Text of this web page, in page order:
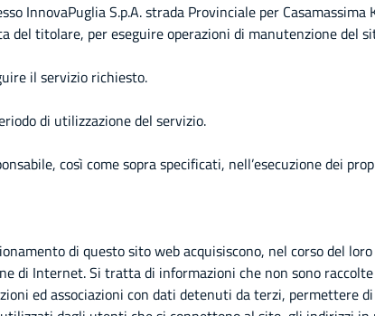
InnovaPuglia S.p.A. strada Provinciale per Casamassima
titolare, per eseguire operazioni di manutenzione del
il servizio richiesto.
di utilizzazione del servizio.
così come sopra specificati, nell’esecuzione dei
di questo sito web acquisiscono, nel corso del
di Internet. Si tratta di informazioni che non sono
ed associazioni con dati detenuti da terzi, permettere